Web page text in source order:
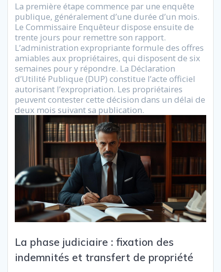
La première étape commence par une enquête
publique, généralement d’une durée d’un mois.
Le Commissaire Enquêteur dispose ensuite de
trente jours pour remettre son rapport.
L’administration expropriante formule des offres
amiables aux propriétaires, qui disposent de six
semaines pour y répondre. La Déclaration
d’Utilité Publique (DUP) constitue l’acte officiel
autorisant l’expropriation. Les propriétaires
peuvent contester cette décision dans un délai de
deux mois suivant sa publication.
La phase judiciaire : fixation des
indemnités et transfert de propriété